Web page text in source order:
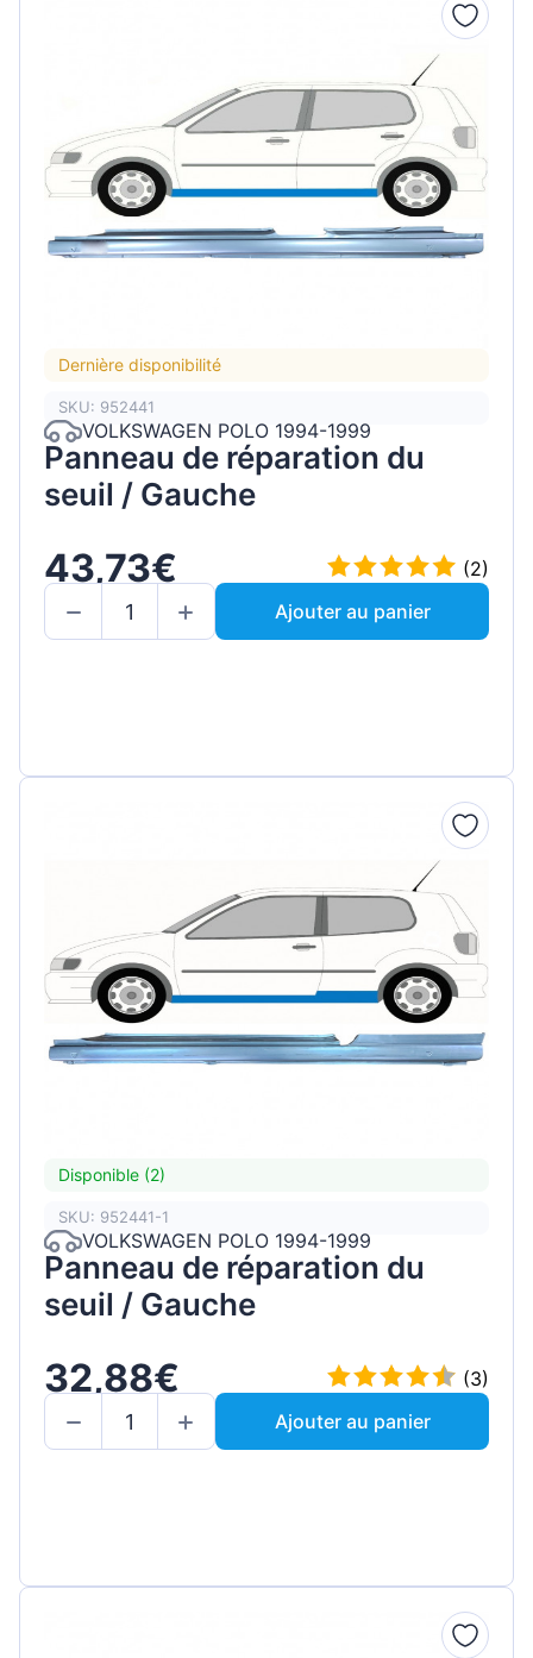
Dernière disponibilité
SKU: 952441
VOLKSWAGEN POLO 1994-1999
Panneau de réparation du
seuil / Gauche
43,73€
(2)
Ajouter au panier
Disponible (2)
SKU: 952441-1
VOLKSWAGEN POLO 1994-1999
Panneau de réparation du
seuil / Gauche
32,88€
(3)
Ajouter au panier